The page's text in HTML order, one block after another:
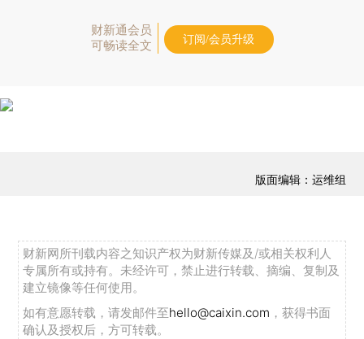
财新通会员
可畅读全文
订阅/会员升级
版面编辑：运维组
财新网所刊载内容之知识产权为财新传媒及/或相关权利人
专属所有或持有。未经许可，禁止进行转载、摘编、复制及
建立镜像等任何使用。
如有意愿转载，请发邮件至hello@caixin.com ，获得书面
确认及授权后，方可转载。